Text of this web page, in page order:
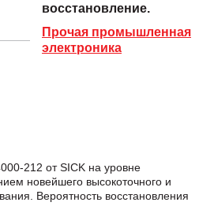
восстановление.
Прочая промышленная
электроника
212 от SICK на уровне
новейшего высокоточного и
Вероятность восстановления